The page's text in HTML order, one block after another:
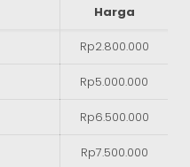
Harga
Rp2.800.000
Rp5.000.000
Rp6.500.000
Rp7.500.000